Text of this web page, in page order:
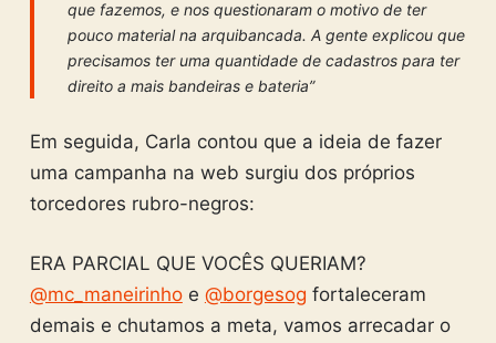
que fazemos, e nos questionaram o motivo de ter
pouco material na arquibancada. A gente explicou que
precisamos ter uma quantidade de cadastros para ter
direito a mais bandeiras e bateria”
Em seguida, Carla contou que a ideia de fazer
uma campanha na web surgiu dos próprios
torcedores rubro-negros:
ERA PARCIAL QUE VOCÊS QUERIAM?
@mc_maneirinhoe @borgesog fortaleceram
demais e chutamos a meta, vamos arrecadar o